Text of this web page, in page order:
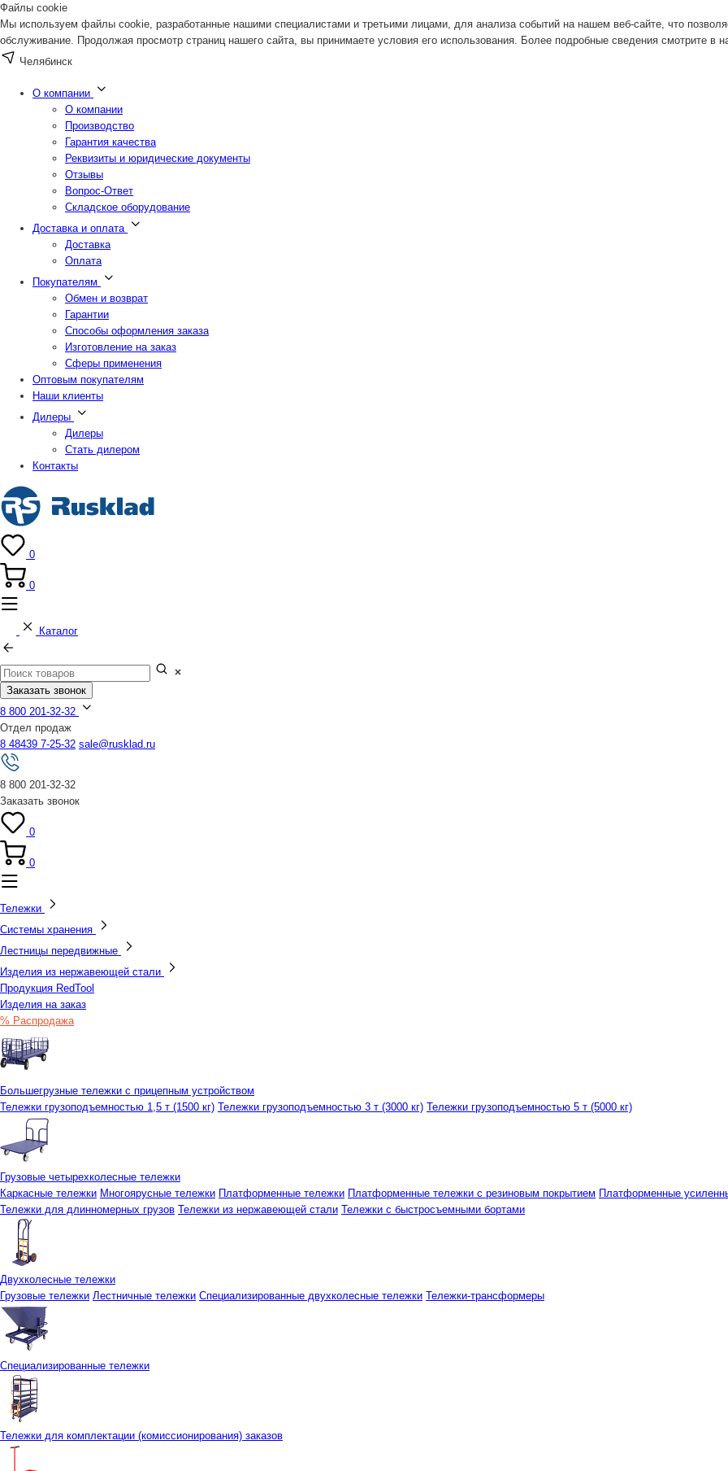
Файлы cookie
Мы используем файлы cookie, разработанные нашими специалистами и третьими лицами, для анализа событий на нашем веб-сайте, что
обслуживание. Продолжая просмотр страниц нашего сайта, вы принимаете условия его использования. Более подробные сведения смотрите в
Челябинск
О компании
О компании
Производство
Гарантия качества
Реквизиты и юридические документы
Отзывы
Вопрос-Ответ
Складское оборудование
Доставка и оплата
Доставка
Оплата
Покупателям
Обмен и возврат
Гарантии
Способы оформления заказа
Изготовление на заказ
Сферы применения
Оптовым покупателям
Наши клиенты
Дилеры
Дилеры
Стать дилером
Контакты
0
0
Каталог
Заказать звонок
8 800 201-32-32
Отдел продаж
8 48439 7-25-32 sale@rusklad.ru
8 800 201-32-32
Заказать звонок
0
0
Тележки
Системы хранения
Лестницы передвижные
Изделия из нержавеющей стали
Продукция RedTool
Изделия на заказ
% Распродажа
Большегрузные тележки с прицепным устройством
Тележки грузоподъемностью 1,5 т (1500 кг) Тележки грузоподъемностью 3 т (3000 кг) Тележки грузоподъемностью 5 т (5000 кг)
Грузовые четырехколесные тележки
Каркасные тележки Многоярусные тележки Платформенные тележки Платформенные тележки с резиновым покрытием Платформенные
Тележки для длинномерных грузов Тележки из нержавеющей стали Тележки с быстросъемными бортами
Двухколесные тележки
Грузовые тележки Лестничные тележки Специализированные двухколесные тележки Тележки-трансформеры
Специализированные тележки
Тележки для комплектации (комиссионирования) заказов